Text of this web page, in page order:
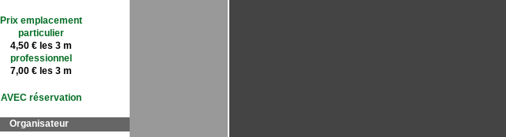
Prix emplacement
particulier
4,50 € les 3 m
professionnel
7,00 € les 3 m
AVEC réservation
Organisateur